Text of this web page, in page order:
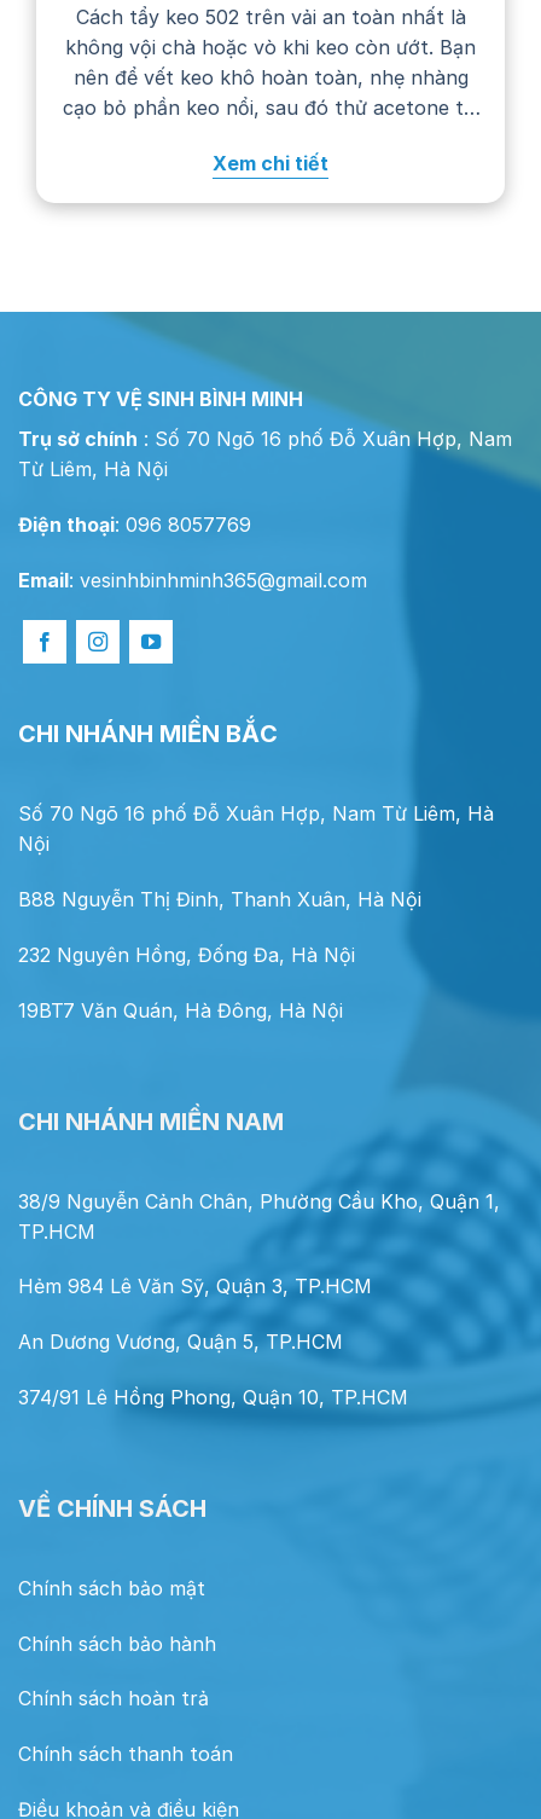
Cách tẩy keo 502 trên vải an toàn nhất là
không vội chà hoặc vò khi keo còn ướt. Bạn
nên để vết keo khô hoàn toàn, nhẹ nhàng
cạo bỏ phần keo nổi, sau đó thử acetone tại
Cách xử lý cụ thể còn phụ…
Xem chi tiết
CÔNG TY VỆ SINH BÌNH MINH
Trụ sở chính : Số 70 Ngõ 16 phố Đỗ Xuân Hợp, Nam
Từ Liêm, Hà Nội
Điện thoại: 096 8057769
Email: vesinhbinhminh365@gmail.com
CHI NHÁNH MIỀN BẮC
Số 70 Ngõ 16 phố Đỗ Xuân Hợp, Nam Từ Liêm, Hà
Nội
B88 Nguyễn Thị Đinh, Thanh Xuân, Hà Nội
232 Nguyên Hồng, Đống Đa, Hà Nội
19BT7 Văn Quán, Hà Đông, Hà Nội
CHI NHÁNH MIỀN NAM
38/9 Nguyễn Cảnh Chân, Phường Cầu Kho, Quận 1,
TP.HCM
Hẻm 984 Lê Văn Sỹ, Quận 3, TP.HCM
An Dương Vương, Quận 5, TP.HCM
374/91 Lê Hồng Phong, Quận 10, TP.HCM
VỀ CHÍNH SÁCH
Chính sách bảo mật
Chính sách bảo hành
Chính sách hoàn trả
Chính sách thanh toán
Điều khoản và điều kiện